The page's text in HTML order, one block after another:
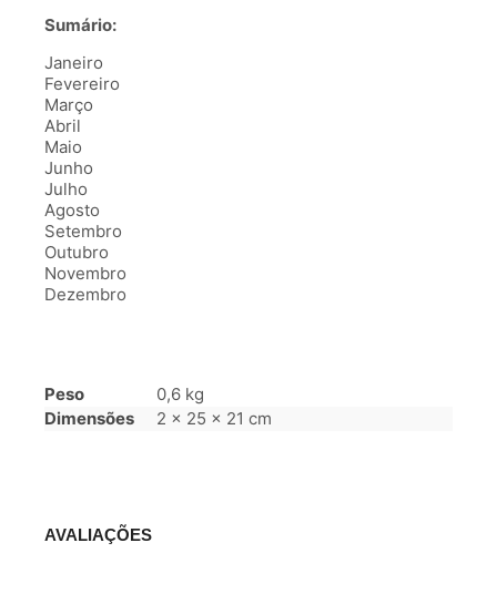
Sumário:
Janeiro
Fevereiro
Março
Abril
Maio
Junho
Julho
Agosto
Setembro
Outubro
Novembro
Dezembro
Peso
0,6 kg
Dimensões
2 × 25 × 21 cm
AVALIAÇÕES